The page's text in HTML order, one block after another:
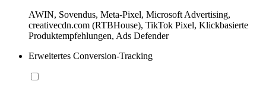
AWIN, Sovendus, Meta-Pixel, Microsoft Advertising,
creativecdn.com (RTBHouse), TikTok Pixel, Klickbasierte
Produktempfehlungen, Ads Defender
Erweitertes Conversion-Tracking